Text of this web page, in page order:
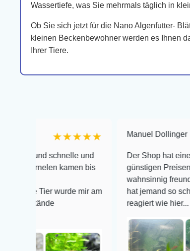
Wassertiefe, was Sie mehrmals täglich in
Ob Sie sich jetzt für die Nano Algenfutter-
kleinen Beckenbewohner werden es Ihnen
Ihrer Tiere.
★★★★★
schnelle und
kamen bis
wurde mir am
Manuel Dollinger
Der Shop hat eine riesige
günstigen Preisen. Der
wahnsinnig freundlich und
hat jemand so schnell und
reagiert wie hier...